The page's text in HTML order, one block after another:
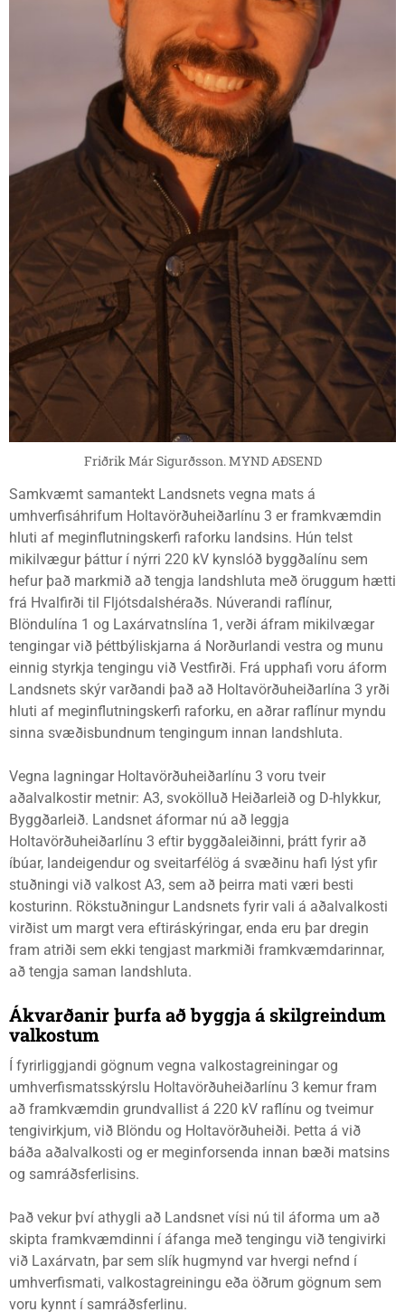
Friðrik Már Sigurðsson. MYND AÐSEND
Samkvæmt samantekt Landsnets vegna mats á
umhverfisáhrifum Holtavörðuheiðarlínu 3 er framkvæmdin
hluti af meginflutningskerfi raforku landsins. Hún telst
mikilvægur þáttur í nýrri 220 kV kynslóð byggðalínu sem
hefur það markmið að tengja landshluta með öruggum hætti
frá Hvalfirði til Fljótsdalshéraðs. Núverandi raflínur,
Blöndulína 1 og Laxárvatnslína 1, verði áfram mikilvægar
tengingar við þéttbýliskjarna á Norðurlandi vestra og munu
einnig styrkja tengingu við Vestfirði. Frá upphafi voru áform
Landsnets skýr varðandi það að Holtavörðuheiðarlína 3 yrði
hluti af meginflutningskerfi raforku, en aðrar raflínur myndu
sinna svæðisbundnum tengingum innan landshluta.
Vegna lagningar Holtavörðuheiðarlínu 3 voru tveir
aðalvalkostir metnir: A3, svokölluð Heiðarleið og D-hlykkur,
Byggðarleið. Landsnet áformar nú að leggja
Holtavörðuheiðarlínu 3 eftir byggðaleiðinni, þrátt fyrir að
íbúar, landeigendur og sveitarfélög á svæðinu hafi lýst yfir
stuðningi við valkost A3, sem að þeirra mati væri besti
kosturinn. Rökstuðningur Landsnets fyrir vali á aðalvalkosti
virðist um margt vera eftiráskýringar, enda eru þar dregin
fram atriði sem ekki tengjast markmiði framkvæmdarinnar,
að tengja saman landshluta.
Ákvarðanir þurfa að byggja á skilgreindum
valkostum
Í fyrirliggjandi gögnum vegna valkostagreiningar og
umhverfismatsskýrslu Holtavörðuheiðarlínu 3 kemur fram
að framkvæmdin grundvallist á 220 kV raflínu og tveimur
tengivirkjum, við Blöndu og Holtavörðuheiði. Þetta á við
báða aðalvalkosti og er meginforsenda innan bæði matsins
og samráðsferlisins.
Það vekur því athygli að Landsnet vísi nú til áforma um að
skipta framkvæmdinni í áfanga með tengingu við tengivirki
við Laxárvatn, þar sem slík hugmynd var hvergi nefnd í
umhverfismati, valkostagreiningu eða öðrum gögnum sem
voru kynnt í samráðsferlinu.